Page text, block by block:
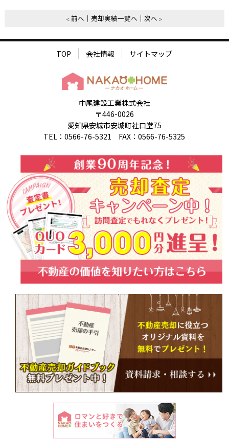
前へ 売却実績一覧へ 次へ
TOP 会社情報 サイトマップ
中尾建設工業株式会社
〒446-0026
愛知県安城市安城町社口堂75
TEL：0566-76-5321 FAX：0566-76-5325